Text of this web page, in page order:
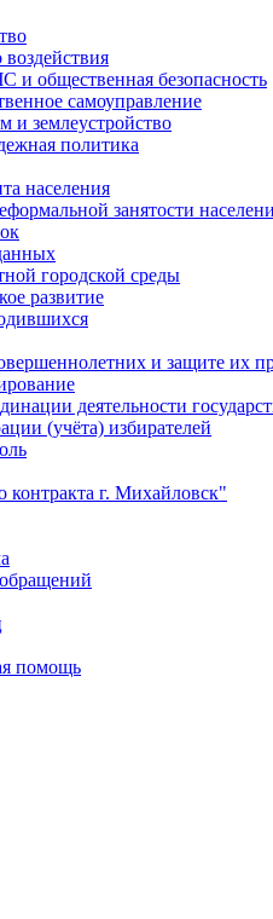
и общественная безопасность
самоуправление
и землеустройство
политика
населения
занятости
городской среды
развитие
и защите их
деятельности
(учёта) избирателей
контракта г. Михайловск"
помощь